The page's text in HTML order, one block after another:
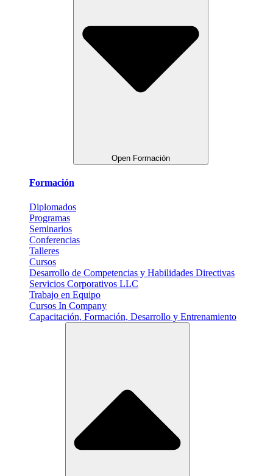
Open Formación
Formación
Diplomados
Programas
Seminarios
Conferencias
Talleres
Cursos
Desarrollo de Competencias y Habilidades Directivas
Servicios Corporativos LLC
Trabajo en Equipo
Cursos In Company
Capacitación, Formación, Desarrollo y Entrenamiento